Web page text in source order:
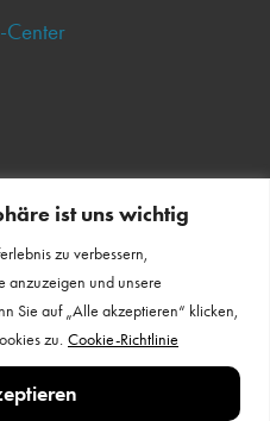
ist uns wichtig
zu verbessern,
anzuzeigen und unsere
Sie auf „Alle akzeptieren“ klicken,
zu. Cookie-Richtlinie